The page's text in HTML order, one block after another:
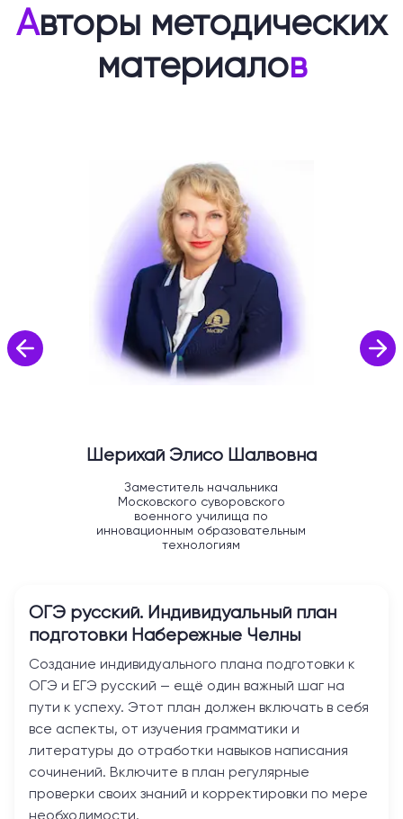
Авторы методических
материалов
Шерихай Элисо Шалвовна
Заместитель начальника
Московского суворовского
военного училища по
инновационным образовательным
технологиям
ОГЭ русский. Индивидуальный план
подготовки Набережные Челны
Создание индивидуального плана подготовки к
ОГЭ и ЕГЭ русский — ещё один важный шаг на
пути к успеху. Этот план должен включать в себя
все аспекты, от изучения грамматики и
литературы до отработки навыков написания
сочинений. Включите в план регулярные
проверки своих знаний и корректировки по мере
необходимости.